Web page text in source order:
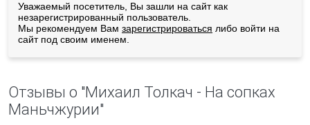
Уважаемый посетитель, Вы зашли на сайт как
незарегистрированный пользователь.
Мы рекомендуем Вам зарегистрироваться либо войти на
сайт под своим именем.
Отзывы о "Михаил Толкач - На сопках
Маньчжурии"